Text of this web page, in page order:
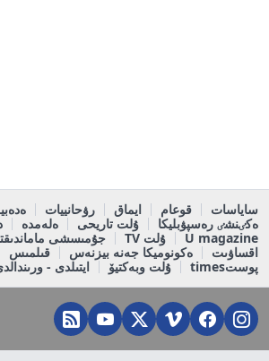
ساياسات قوعام ايماق رۋحانييات
ەكٸنشٸ رەسپۋبليكا
ۇلت تاريحى ەلەمدە
U magazine
ۇلت TV
جۇمىسشى
اقساۋىت
ەكونوميكا جەنە بيزنەس قىلمىس
پوستtimes
ۇلت وبەكتيۆ ايتىلدى -